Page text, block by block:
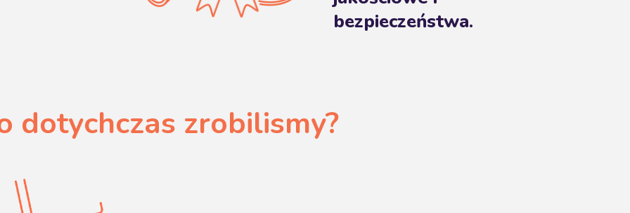
bezpieczeństwa.
dotychczas zrobilismy?